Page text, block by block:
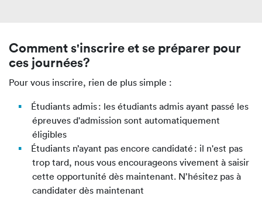
Comment s'inscrire et se préparer pour
ces journées?
Pour vous inscrire, rien de plus simple :
Étudiants admis : les étudiants admis ayant passé les
épreuves d'admission sont automatiquement
éligibles
Étudiants n’ayant pas encore candidaté : il n'est pas
trop tard, nous vous encourageons vivement à saisir
cette opportunité dès maintenant. N’hésitez pas à
candidater dès maintenant